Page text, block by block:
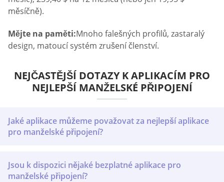
měsíčně).
Mějte na paměti:Mnoho falešných profilů, zastaralý
design, matoucí systém zrušení členství.
NEJČASTĚJŠÍ DOTAZY K APLIKACÍM PRO
NEJLEPŠÍ MANŽELSKÉ PŘIPOJENÍ
Jaké aplikace můžeme považovat za nejlepší aplikace
pro manželské připojení?
Jsou k dispozici nějaké bezplatné aplikace pro
manželské připojení?